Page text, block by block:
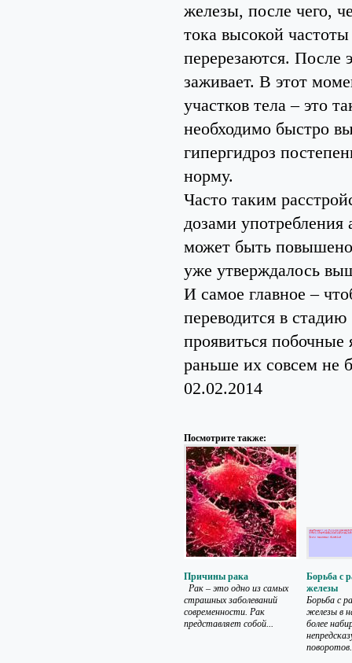
железы, после чего,
тока высокой
перерезаются. После
заживает. В этот
участков тела – это
необходимо быстро
гипергидроз
норму.
Часто таким
дозами употребления
может быть повышено
уже утверждалось
И самое главное –
переводится в
проявиться побочные
раньше их совсем не
02.02.2014
Посмотрите также:
Причины рака
Рак – это одно из самых
страшных заболеваний
современности. Рак
представляет собой...
Борьба с
железы
Борьба с
железы в
более